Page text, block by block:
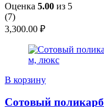
Оценка 5.00 из 5
(7)
3,300.00 ₽
В корзину
Сотовый